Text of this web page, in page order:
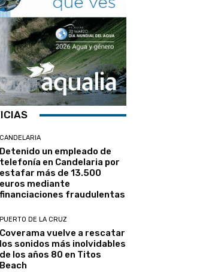
CANDELARIA
Detenido un empleado de
telefonía en Candelaria por
estafar más de 13.500
euros mediante
financiaciones fraudulentas
PUERTO DE LA CRUZ
Coverama vuelve a rescatar
los sonidos más inolvidables
de los años 80 en Titos
Beach